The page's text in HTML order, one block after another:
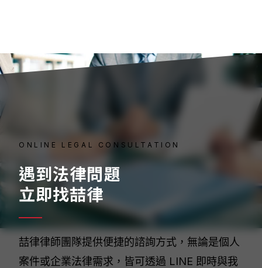
ONLINE LEGAL CONSULTATION
遇到法律問題
立即找喆律
喆律律師團隊提供便捷的諮詢方式，無論是個人
案件或企業法律需求，皆可透過 LINE 即時與我